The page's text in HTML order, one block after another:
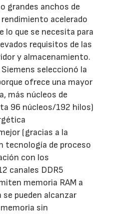
grandes anchos de
acelerado
lo que se necesita para
requisitos de las
y almacenamiento.
seleccionó la
ofrece una mayor
más núcleos de
96 núcleos/192 hilos)
(gracias a la
tecnología de proceso
con los
canales DDR5
memoria RAM a
pueden alcanzar
sin